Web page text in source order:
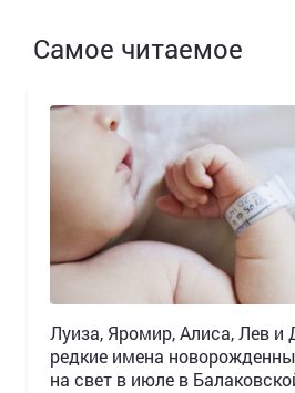
Самое читаемое
Луиза, Яромир, Алиса, Лев и
редкие имена
на свет в июле в